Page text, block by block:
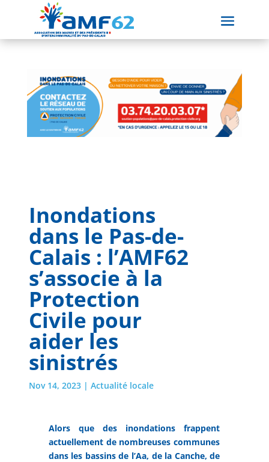
Inondations
dans le Pas-de-
Calais : l’AMF62
s’associe à la
Protection
Civile pour
aider les
sinistrés
Nov 14, 2023| Actualité locale
Alors que des inondations frappent
actuellement de nombreuses communes
dans les bassins de l’Aa, de la Canche, de